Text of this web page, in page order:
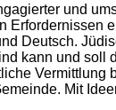
und
Erfordernissen
Deutsch.
kann und
Vermittlung
Mit